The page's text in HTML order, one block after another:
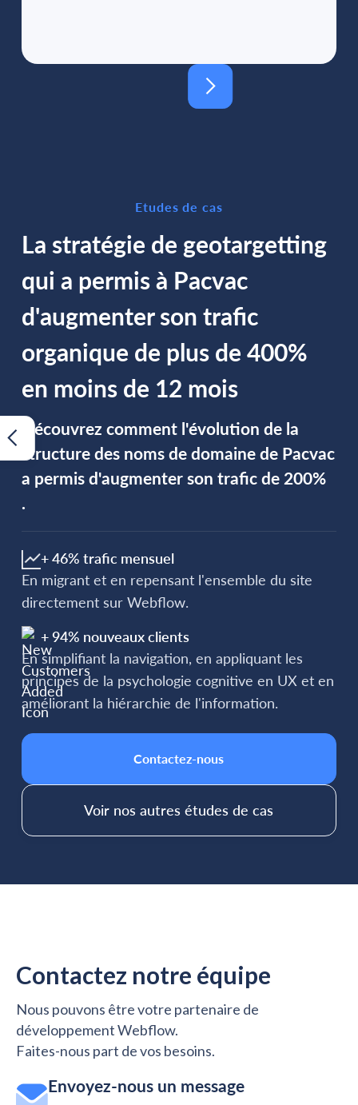
Etudes de cas
La stratégie de geotargetting
qui a permis à Pacvac
d'augmenter son trafic
organique de plus de 400%
en moins de 12 mois
Découvrez comment l'évolution de la
structure des noms de domaine de Pacvac
a permis d'augmenter son trafic de 200%
.
+ 46% trafic mensuel
En migrant et en repensant l'ensemble du site
directement sur Webflow.
+ 94% nouveaux clients
En simplifiant la navigation, en appliquant les
principes de la psychologie cognitive en UX et en
améliorant la hiérarchie de l'information.
Contactez-nous
Voir nos autres études de cas
Contactez notre équipe
Nous pouvons être votre partenaire de
développement Webflow.
Faites-nous part de vos besoins.
Envoyez-nous un message